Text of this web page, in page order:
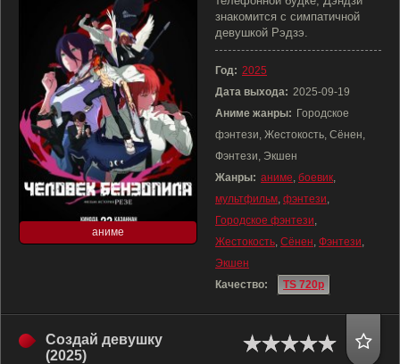
аниме
знакомится с симпатичной
девушкой Рэдзэ.
Год: 2025
Дата выхода: 2025-09-19
Аниме жанры: Городское
фэнтези, Жестокость, Сёнен,
Фэнтези, Экшен
Жанры: аниме, боевик,
мультфильм, фэнтези,
Городское фэнтези,
Жестокость, Сёнен, Фэнтези,
Экшен
Качество:
TS 720p
Создай девушку
(2025)